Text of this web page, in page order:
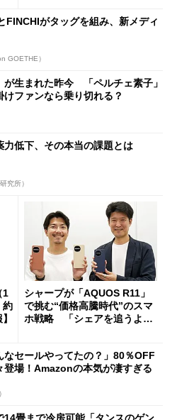
FINCHIがタッグを組み、新メディ
GOETHE）
が生まれた昨今 「ペルチェ素子」
けファンなら乗り切れる？
力低下、その本当の課題とは
究所）
1
約
シャープが「AQUOS R11」
で挑む“価格高騰時代”のスマ
ホ戦略 「シェアを追うより
なセールやってたの？」80％OFF
登場！Amazonの本気が凄すぎる
14畳まで冷房可能「タンスのゲン